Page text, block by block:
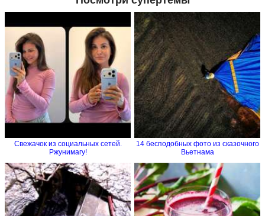
Свежачок из социальных сетей.
Ржунимагу!
14 бесподобных фото из сказочного
Вьетнама